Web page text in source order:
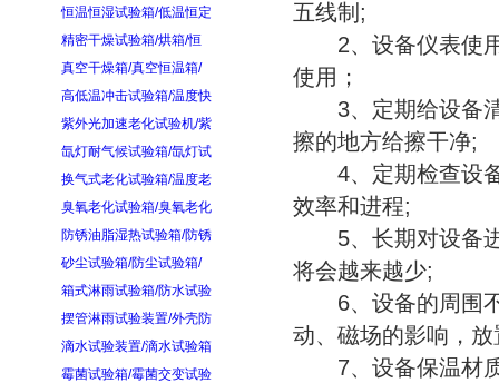
恒温恒湿试验箱/低温恒定
精密干燥试验箱/烘箱/恒
真空干燥箱/真空恒温箱/
高低温冲击试验箱/温度快
紫外光加速老化试验机/紫
氙灯耐气候试验箱/氙灯试
换气式老化试验箱/温度老
臭氧老化试验箱/臭氧老化
防锈油脂湿热试验箱/防锈
砂尘试验箱/防尘试验箱/
箱式淋雨试验箱/防水试验
摆管淋雨试验装置/外壳防
滴水试验装置/滴水试验箱
霉菌试验箱/霉菌交变试验
五线制;
2、设备仪表使用
使用；
3、定期给设备清
擦的地方给擦干净;
4、定期检查设备
效率和进程;
5、长期对设备进
将会越来越少;
6、设备的周围不
动、磁场的影响，
7、设备保温材质